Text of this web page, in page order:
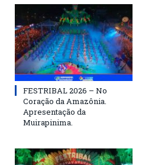
FESTRIBAL 2026 – No
Coração da Amazônia.
Apresentação da
Muirapinima.